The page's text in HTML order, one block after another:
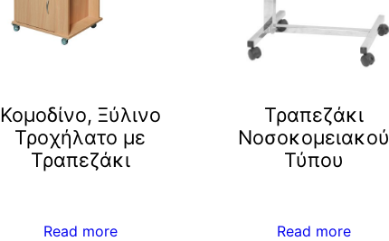
Κομοδίνο, Ξύλινο
Τροχήλατο με
Τραπεζάκι
Read more
Τραπεζάκι
Noσοκομειακού
Τύπου
Read more